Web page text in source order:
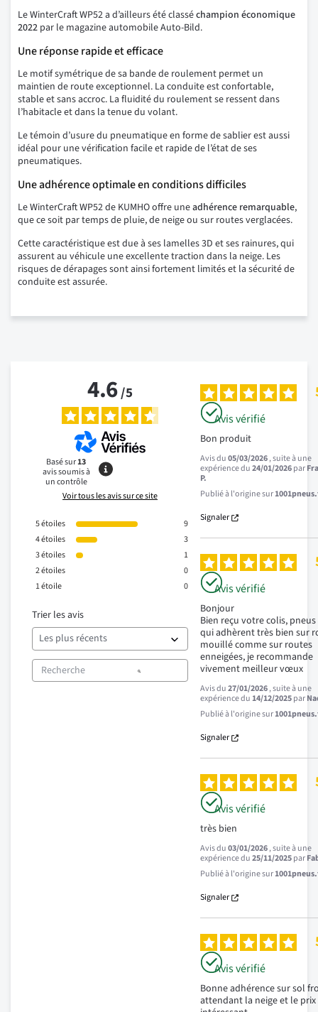
Le WinterCraft WP52 a d’ailleurs été classéchampion économique
2022 par le magazine automobile Auto-Bild.
Une réponse rapide et efficace
Le motif symétrique de sa bande de roulement permet un
maintien de route exceptionnel. La conduite est confortable,
stable et sans accroc. La fluidité du roulement se ressent dans
l’habitacle et dans la tenue du volant.
Le témoin d’usure du pneumatique en forme de sablier est aussi
idéal pour une vérification facile et rapide de l’état de ses
pneumatiques.
Une adhérence optimale en conditions difficiles
Le WinterCraft WP52 de KUMHO offre uneadhérence remarquable,
que ce soit par temps de pluie, de neige ou sur routes verglacées.
Cette caractéristique est due à ses lamelles 3D et ses rainures, qui
assurent au véhicule une excellente traction dans la neige. Les
risques de dérapages sont ainsi fortement limités et la sécurité de
conduite est assurée.
4.6/5
Basé sur13
avis soumis à
un contrôle
Voir tous les avis sur ce site
5étoiles
9
4étoiles
3
3étoiles
1
2étoiles
0
1étoile 0
Trier les avis
Avis vérifié
Bon produit
Avis du05/03/2026, suite à une
expérience du24/01/2026par
P.
Publié à l'origine sur
Signaler
Avis vérifié
Bonjour
Bien reçu votre colis,
qui adhèrent très bien sur
mouillé comme sur routes
enneigées, je recommande
vivement meilleur vœux
Avis du27/01/2026, suite à une
expérience du14/12/2025par
Publié à l'origine sur
Signaler
Avis vérifié
très bien
Avis du03/01/2026, suite à une
expérience du25/11/2025par
Publié à l'origine sur
Signaler
Avis vérifié
Bonne adhérence sur sol
attendant la neige et le